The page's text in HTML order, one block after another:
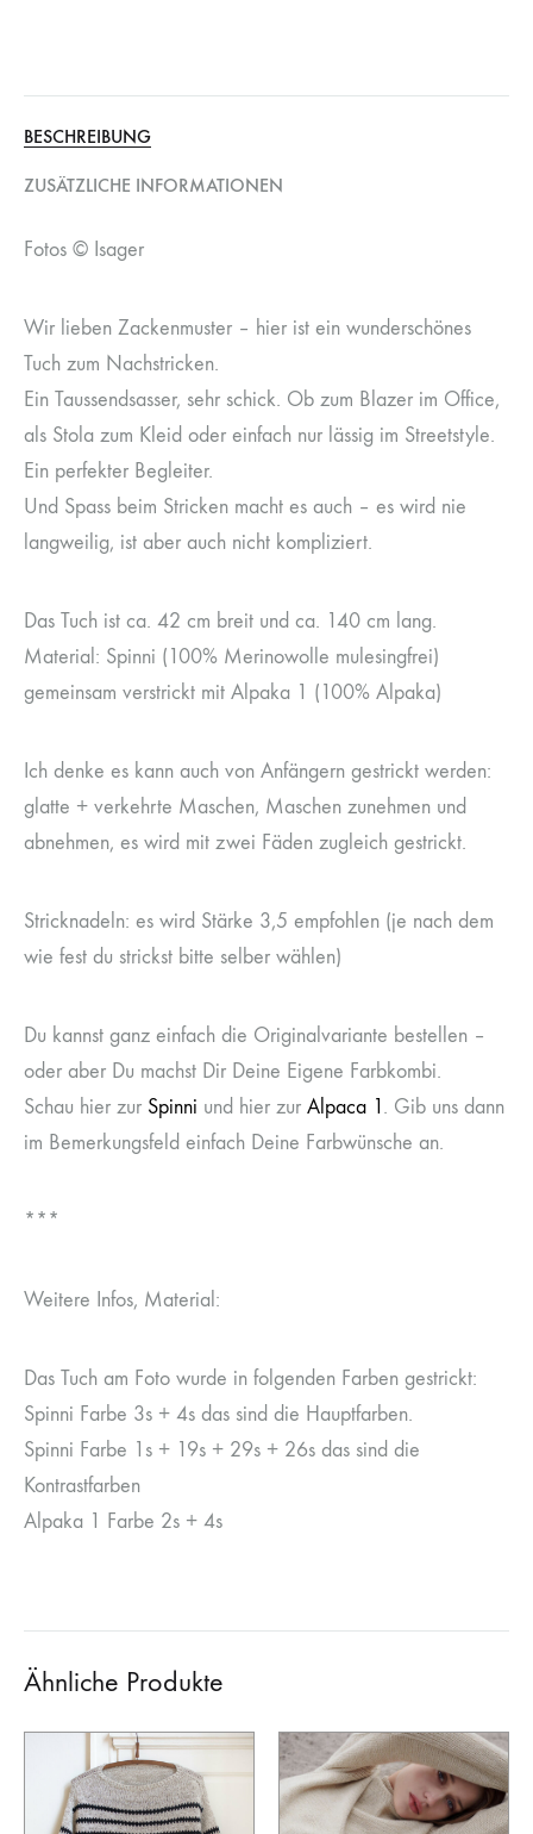
BESCHREIBUNG
ZUSÄTZLICHE INFORMATIONEN
Fotos © Isager
Wir lieben Zackenmuster – hier ist ein wunderschönes
Tuch zum Nachstricken.
Ein Taussendsasser, sehr schick. Ob zum Blazer im Office,
als Stola zum Kleid oder einfach nur lässig im Streetstyle.
Ein perfekter Begleiter.
Und Spass beim Stricken macht es auch – es wird nie
langweilig, ist aber auch nicht kompliziert.
Das Tuch ist ca. 42 cm breit und ca. 140 cm lang.
Material: Spinni (100% Merinowolle mulesingfrei)
gemeinsam verstrickt mit Alpaka 1 (100% Alpaka)
Ich denke es kann auch von Anfängern gestrickt werden:
glatte + verkehrte Maschen, Maschen zunehmen und
abnehmen, es wird mit zwei Fäden zugleich gestrickt.
Stricknadeln: es wird Stärke 3,5 empfohlen (je nach dem
wie fest du strickst bitte selber wählen)
Du kannst ganz einfach die Originalvariante bestellen –
oder aber Du machst Dir Deine Eigene Farbkombi.
Schau hier zur Spinni und hier zur Alpaca 1. Gib uns dann
im Bemerkungsfeld einfach Deine Farbwünsche an.
***
Weitere Infos, Material:
Das Tuch am Foto wurde in folgenden Farben gestrickt:
Spinni Farbe 3s + 4s das sind die Hauptfarben.
Spinni Farbe 1s + 19s + 29s + 26s das sind die
Kontrastfarben
Alpaka 1 Farbe 2s + 4s
Ähnliche Produkte